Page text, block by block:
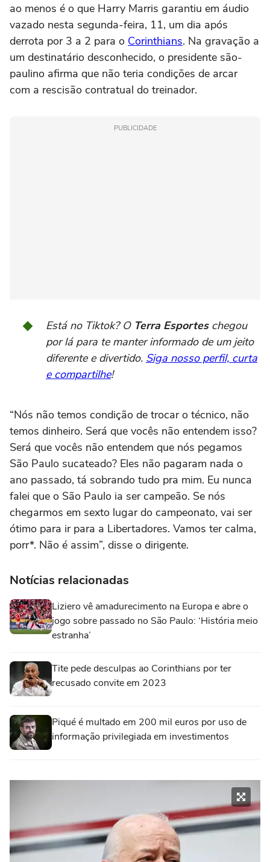
ao menos é o que Harry Marris garantiu em áudio
vazado nesta segunda-feira, 11, um dia após
derrota por 3 a 2 para o Corinthians. Na gravação a
um destinatário desconhecido, o presidente são-
paulino afirma que não teria condições de arcar
com a rescisão contratual do treinador.
PUBLICIDADE
Está no Tiktok? O Terra Esporteschegou
por lá para te manter informado de um jeito
diferente e divertido. Siga nosso perfil, curta
e compartilhe!
“Nós não temos condição de trocar o técnico, não
temos dinheiro. Será que vocês não entendem isso?
Será que vocês não entendem que nós pegamos
São Paulo sucateado? Eles não pagaram nada o
ano passado, tá sobrando tudo pra mim. Eu nunca
falei que o São Paulo ia ser campeão. Se nós
chegarmos em sexto lugar do campeonato, vai ser
ótimo para ir para a Libertadores. Vamos ter calma,
porr*. Não é assim”, disse o dirigente.
Notícias relacionadas
Liziero vê amadurecimento na Europa e abre o
jogo sobre passado no São Paulo: ‘História meio
estranha’
Tite pede desculpas ao Corinthians por ter
recusado convite em 2023
Piqué é multado em 200 mil euros por uso de
informação privilegiada em investimentos